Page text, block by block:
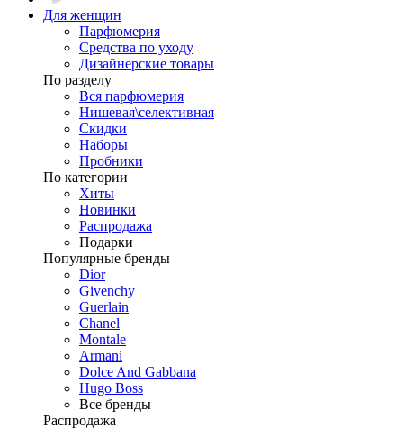
Для женщин
Парфюмерия
Средства по уходу
Дизайнерские товары
По разделу
Вся парфюмерия
Нишевая\селективная
Скидки
Наборы
Пробники
По категории
Хиты
Новинки
Распродажа
Подарки
Популярные бренды
Dior
Givenchy
Guerlain
Chanel
Montale
Armani
Dolce And Gabbana
Hugo Boss
Все бренды
Распродажа